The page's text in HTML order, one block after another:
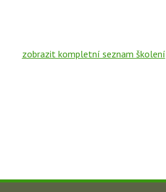
zobrazit kompletní seznam školení